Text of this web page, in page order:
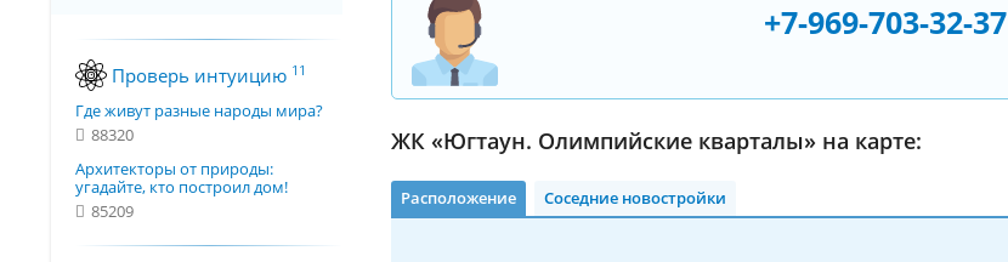
Проверь интуицию 11
Где живут разные народы мира?
88320
Архитекторы от природы:
угадайте, кто построил дом!
85209
+7-969-703-32-37
ЖК «Югтаун. Олимпийские кварталы» на карте:
Расположение Соседние новостройки